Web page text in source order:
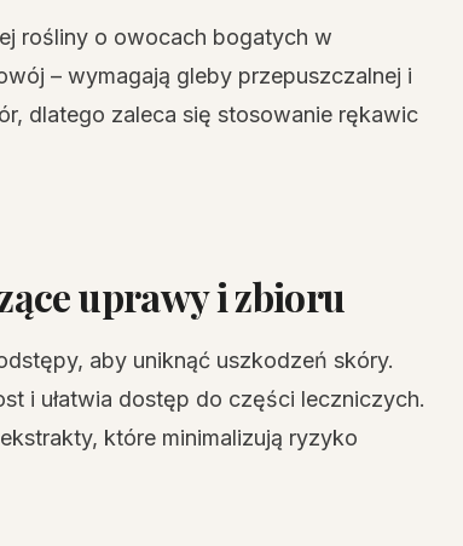
rośliny o owocach bogatych w
– wymagają gleby przepuszczalnej i
dlatego zaleca się stosowanie rękawic
uprawy i zbioru
aby uniknąć uszkodzeń skóry.
i ułatwia dostęp do części leczniczych.
które minimalizują ryzyko